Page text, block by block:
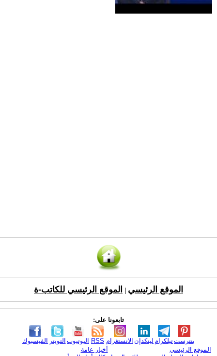
الموقع الرئيسي الموقع الرئيسي للكاتب-ة
تابعونا على:
الفيسبوك التويتر اليوتيوب RSS الانستغرام لينكدإن تيلكرامبنترست
الموقع الرئيسي
أخبار عامة